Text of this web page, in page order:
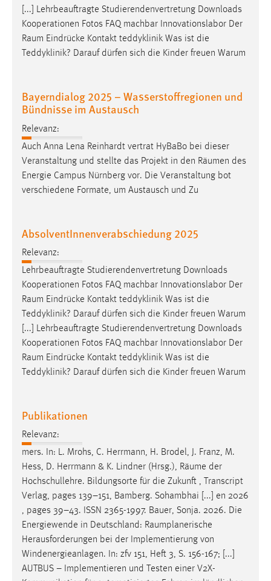
[...] Lehrbeauftragte Studierendenvertretung Downloads
Kooperationen Fotos FAQ machbar Innovationslabor Der
Raum Eindrücke Kontakt teddyklinik Was ist die
Teddyklinik? Darauf dürfen sich die Kinder freuen Warum
Bayerndialog 2025 – Wasserstoffregionen und
Bündnisse im Austausch
Relevanz:
Auch Anna Lena Reinhardt vertrat HyBaBo bei dieser
Veranstaltung und stellte das Projekt in den Räumen des
Energie Campus Nürnberg vor. Die Veranstaltung bot
verschiedene Formate, um Austausch und Zu
AbsolventInnenverabschiedung 2025
Relevanz:
Lehrbeauftragte Studierendenvertretung Downloads
Kooperationen Fotos FAQ machbar Innovationslabor Der
Raum Eindrücke Kontakt teddyklinik Was ist die
Teddyklinik? Darauf dürfen sich die Kinder freuen Warum
[...] Lehrbeauftragte Studierendenvertretung Downloads
Kooperationen Fotos FAQ machbar Innovationslabor Der
Raum Eindrücke Kontakt teddyklinik Was ist die
Teddyklinik? Darauf dürfen sich die Kinder freuen Warum
Publikationen
Relevanz:
mers. In: L. Mrohs, C. Herrmann, H. Brodel, J. Franz, M.
Hess, D. Herrmann & K. Lindner (Hrsg.), Räume der
Hochschullehre. Bildungsorte für die Zukunft , Transcript
Verlag, pages 139–151, Bamberg. Sohambhai [...] en 2026
, pages 39–43. ISSN 2365-1997. Bauer, Sonja. 2026. Die
Energiewende in Deutschland: Raumplanerische
Herausforderungen bei der Implementierung von
Windenergieanlagen. In: zfv 151, Heft 3, S. 156-167; [...]
AUTBUS – Implementieren und Testen einer V2X-